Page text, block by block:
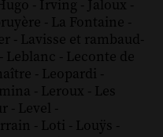
- Irving - Jaloux -
- La Fontaine -
- Lavisse et rambaud-
- Leblanc - Leconte de
- Leopardi -
- Leroux - Les
- Level -
- Loti - Louÿs -